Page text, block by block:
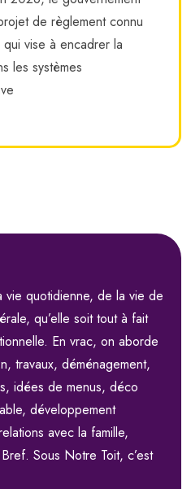
de règlement connu
vise à encadrer la
les systèmes
quotidienne, de la vie de
qu’elle soit tout à fait
En vrac, on aborde
travaux, déménagement,
idées de menus, déco
développement
avec la famille,
Sous Notre Toit, c’est